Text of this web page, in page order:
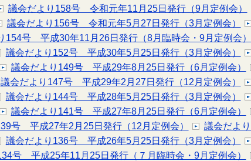
議会だより158号 令和元年11月25日発行（9月定例会）
議会だより156号 令和元年5月27日発行（3月定例会）
154号 平成30年11月26日発行（8月臨時会・9月定例会）
議会だより152号 平成30年5月25日発行（3月定例会）
議会だより149号 平成29年8月25日発行（6月定例会）
議会だより147号 平成29年2月27日発行（12月定例会）
議会だより144号 平成28年5月25日発行（3月定例会）
議会だより141号 平成27年8月25日発行（6月定例会）
号 平成27年2月25日発行（12月定例会）
議会だよ
議会だより136号 平成26年5月25日発行（3月定例会）
号 平成25年11月25日発行（７月臨時会・9月定例会）